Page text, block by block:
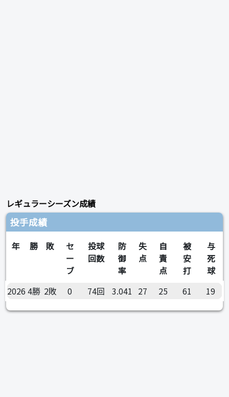
レギュラーシーズン成績
投手成績
年 勝 敗
セ
ー
ブ
投球
回数
防
御
率
失
点
自
責
点
被
安
打
与
死
球
2026 4勝 2敗 0 74回 3.041 27 25 61 19